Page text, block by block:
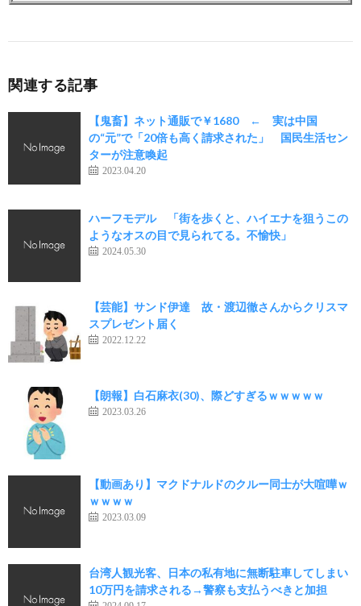
関連する記事
【鬼畜】ネット通販で￥1680 ← 実は中国
の“元”で「20倍も高く請求された」 国民生活セン
ターが注意喚起
2023.04.20
ハーフモデル 「街を歩くと、ハイエナを狙うこの
ようなオスの目で見られてる。不愉快」
2024.05.30
【芸能】サンド伊達 故・渡辺徹さんからクリスマ
スプレゼント届く
2022.12.22
【朗報】白石麻衣(30)、際どすぎるｗｗｗｗｗ
2023.03.26
【動画あり】マクドナルドのクルー同士が大喧嘩ｗ
ｗｗｗｗ
2023.03.09
台湾人観光客、日本の私有地に無断駐車してしまい
10万円を請求される→警察も支払うべきと加担